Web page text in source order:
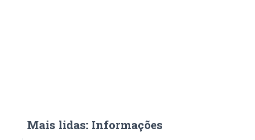
Mais lidas: Informações